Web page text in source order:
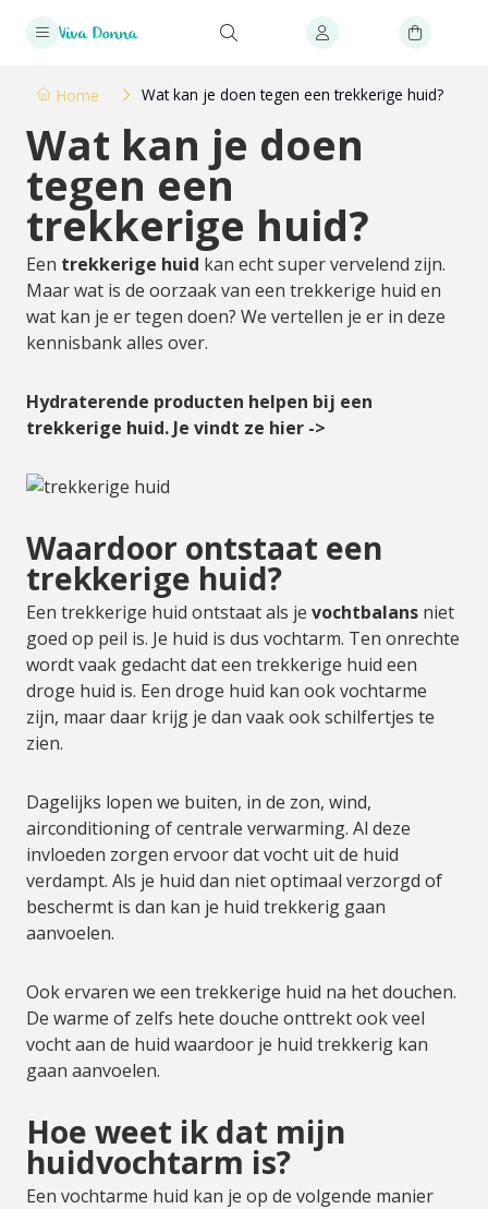
Home Wat kan je doen tegen een trekkerige huid?
Wat kan je doen
tegen een
trekkerige huid?
Een trekkerige huid kan echt super vervelend zijn.
Maar wat is de oorzaak van een trekkerige huid en
wat kan je er tegen doen? We vertellen je er in deze
kennisbank alles over.
Hydraterende producten helpen bij een
trekkerige huid. Je vindt ze hier ->
Waardoor ontstaat een
trekkerige huid?
Een trekkerige huid ontstaat als je vochtbalans niet
goed op peil is. Je huid is dus vochtarm. Ten onrechte
wordt vaak gedacht dat een trekkerige huid een
droge huid is. Een droge huid kan ook vochtarme
zijn, maar daar krijg je dan vaak ook schilfertjes te
zien.
Dagelijks lopen we buiten, in de zon, wind,
airconditioning of centrale verwarming. Al deze
invloeden zorgen ervoor dat vocht uit de huid
verdampt. Als je huid dan niet optimaal verzorgd of
beschermt is dan kan je huid trekkerig gaan
aanvoelen.
Ook ervaren we een trekkerige huid na het douchen.
De warme of zelfs hete douche onttrekt ook veel
vocht aan de huid waardoor je huid trekkerig kan
gaan aanvoelen.
Hoe weet ik dat mijn
huidvochtarm is?
Een vochtarme huid kan je op de volgende manier